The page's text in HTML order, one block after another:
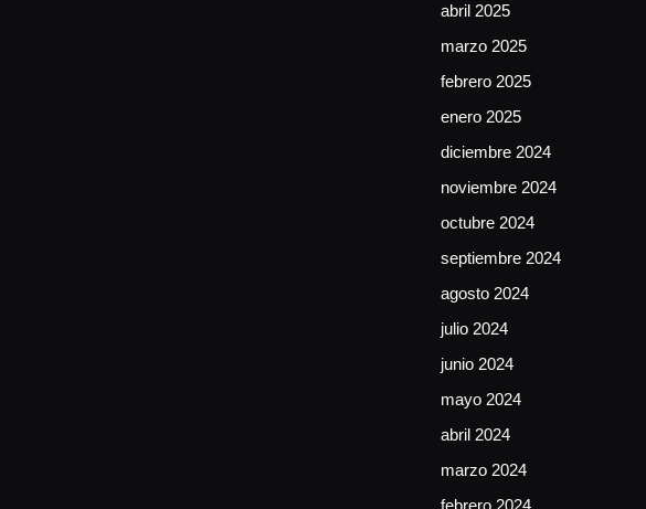
abril 2025
marzo 2025
febrero 2025
enero 2025
diciembre 2024
noviembre 2024
octubre 2024
septiembre 2024
agosto 2024
julio 2024
junio 2024
mayo 2024
abril 2024
marzo 2024
febrero 2024